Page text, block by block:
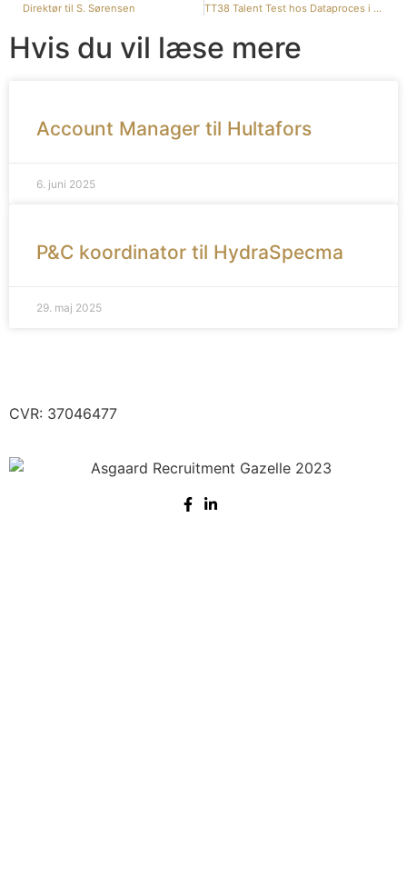
Direktør til S. Sørensen TT38 Talent Test hos Dataproces i Nibe
Hvis du vil læse mere
Account Manager til Hultafors
6. juni 2025
P&C koordinator til HydraSpecma
29. maj 2025
CVR: 37046477